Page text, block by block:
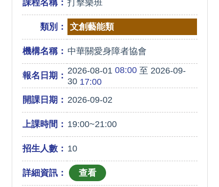
課程名稱： 打擊樂班
類別： 文創藝能類
機構名稱： 中華關愛身障者協會
報名日期： 2026-08-01 08:00至 2026-09-
3017:00
開課日期： 2026-09-02
上課時間： 19:00~21:00
招生人數： 10
詳細資訊：